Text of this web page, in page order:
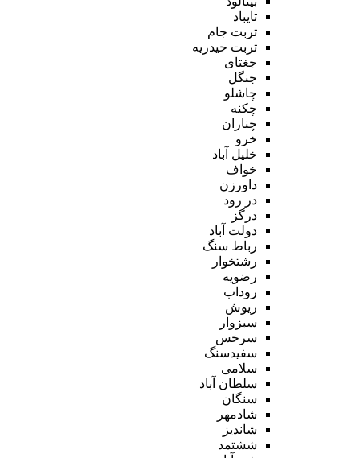
تایباد
تربت جام
تربت حیدریه
جغتای
جنگل
چاشلو
چکنه
چناران
خرو
خلیل آباد
خواف
داورزن
در رود
درگز
دولت آباد
رباط سنگ
رشتخوار
رضویه
روداب
ریوش
سبزوار
سرخس
سفیدسنگ
سلامی
سلطان آباد
سنگان
شادمهر
شاندیز
ششتمد